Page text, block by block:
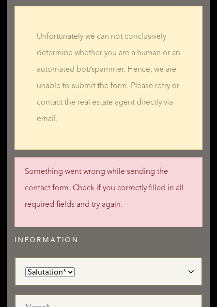
• Solar panel
LOCATION
van Helomaweg 17, 7971 PW Havelte
• In forest area
Unfortunately we can not conclusively
determine whether you are a human or an
automated bot/spammer. Hence, we are
unable to submit the form. Please retry or
contact the real estate agent directly via
email.
Something went wrong while sending the
contact form. Check if you correctly filled in all
required fields and try again.
INFORMATION